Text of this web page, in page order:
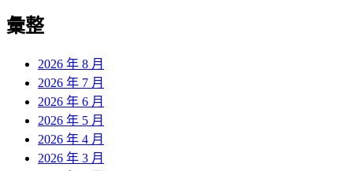
覽
彙整
2026 年 8 月
2026 年 7 月
2026 年 6 月
2026 年 5 月
2026 年 4 月
2026 年 3 月